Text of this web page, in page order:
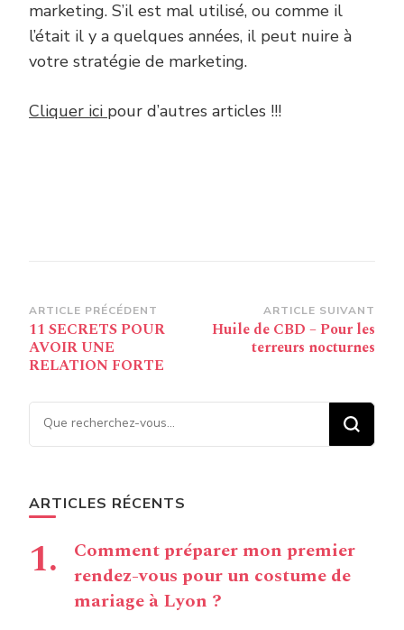
marketing. S’il est mal utilisé, ou comme il
l’était il y a quelques années, il peut nuire à
votre stratégie de marketing.
Cliquer ici pour d’autres articles !!!
Navigation
d’article
ARTICLE PRÉCÉDENT
11 SECRETS POUR
AVOIR UNE
RELATION FORTE
ARTICLE SUIVANT
Huile de CBD – Pour les
terreurs nocturnes
Vous recherchiez quelque
chose ?
ARTICLES RÉCENTS
Comment préparer mon premier
rendez-vous pour un costume de
mariage à Lyon ?